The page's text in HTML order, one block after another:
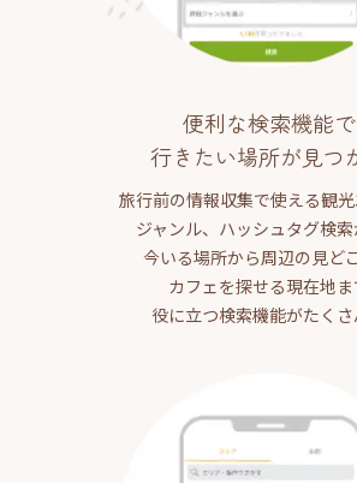
便利な検索機能で
行きたい場所が見つ
旅行前の情報収集で使える観光
ジャンル、ハッシュタグ検索
今いる場所から周辺の見ど
カフェを探せる現在地ま
役に立つ検索機能がたくさ